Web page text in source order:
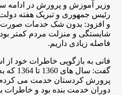
وزیر آموزش و پرورش در ادامه
رئیس جمهوری و تبریک هفته
و افزود: بدون شک خدمات صورت
شایستگی و منزلت مردم کمتر
فاصله زیادی داریم.
فانی به بازگویی خاطرات خود از
گفت: سال
پرورش کردستان خدمت می کردم
دوران خدمت بنده بود و خاطرات